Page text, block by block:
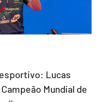
Lucas
Mundial de